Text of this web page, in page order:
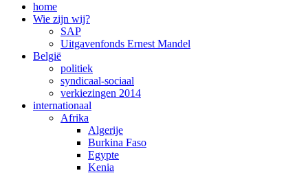
home
Wie zijn wij?
SAP
Uitgavenfonds Ernest Mandel
België
politiek
syndicaal-sociaal
verkiezingen 2014
internationaal
Afrika
Algerije
Burkina Faso
Egypte
Kenia